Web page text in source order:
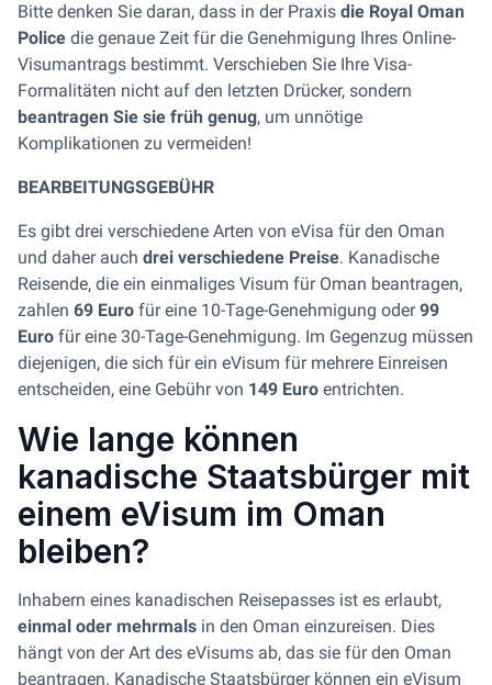
Bitte denken Sie daran, dass in der Praxis die Royal Oman
Police die genaue Zeit für die Genehmigung Ihres Online-
Visumantrags bestimmt. Verschieben Sie Ihre Visa-
Formalitäten nicht auf den letzten Drücker, sondern
beantragen Sie sie früh genug, um unnötige
Komplikationen zu vermeiden!
BEARBEITUNGSGEBÜHR
Es gibt drei verschiedene Arten von eVisa für den Oman
und daher auch drei verschiedene Preise. Kanadische
Reisende, die ein einmaliges Visum für Oman beantragen,
zahlen 69 Euro für eine 10-Tage-Genehmigung oder99
Euro für eine 30-Tage-Genehmigung. Im Gegenzug müssen
diejenigen, die sich für ein eVisum für mehrere Einreisen
entscheiden, eine Gebühr von 149 Euro entrichten.
Wie lange können
kanadische Staatsbürger mit
einem eVisum im Oman
bleiben?
Inhabern eines kanadischen Reisepasses ist es erlaubt,
einmal oder mehrmals in den Oman einzureisen. Dies
hängt von der Art des eVisums ab, das sie für den Oman
beantragen. Kanadische Staatsbürger können ein eVisum